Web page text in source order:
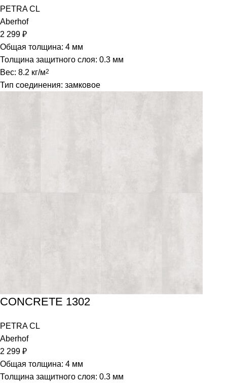
PETRA CL
Aberhof
2 299 ₽
Общая толщина: 4 мм
Толщина защитного слоя: 0.3 мм
Вес: 8.2 кг/м2
Тип соединения: замковое
CONCRETE 1302
PETRA CL
Aberhof
2 299 ₽
Общая толщина: 4 мм
Толщина защитного слоя: 0.3 мм